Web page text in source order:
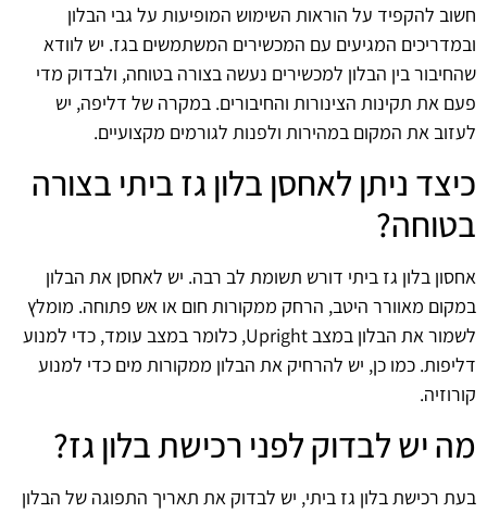
חשוב להקפיד על הוראות השימוש המופיעות על גבי הבלון
ובמדריכים המגיעים עם המכשירים המשתמשים בגז. יש לוודא
שהחיבור בין הבלון למכשירים נעשה בצורה בטוחה, ולבדוק מדי
פעם את תקינות הצינורות והחיבורים. במקרה של דליפה, יש
לעזוב את המקום במהירות ולפנות לגורמים מקצועיים.
כיצד ניתן לאחסן בלון גז ביתי בצורה
בטוחה?
אחסון בלון גז ביתי דורש תשומת לב רבה. יש לאחסן את הבלון
במקום מאוורר היטב, הרחק ממקורות חום או אש פתוחה. מומלץ
לשמור את הבלון במצב Upright, כלומר במצב עומד, כדי למנוע
דליפות. כמו כן, יש להרחיק את הבלון ממקורות מים כדי למנוע
קורוזיה.
מה יש לבדוק לפני רכישת בלון גז?
בעת רכישת בלון גז ביתי, יש לבדוק את תאריך התפוגה של הבלון